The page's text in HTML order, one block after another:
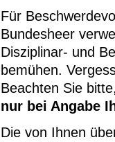
Für
Bundesheer
Disziplinar- und
bemühen.
Beachten Sie
nur bei Angabe
Die von Ihnen